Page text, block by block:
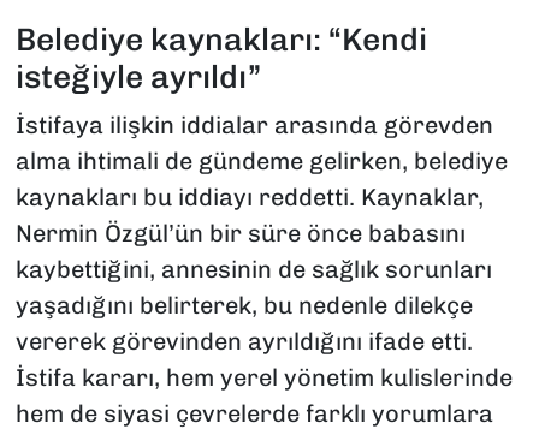
Belediye kaynakları: “Kendi
isteğiyle ayrıldı”
İstifaya ilişkin iddialar arasında görevden
alma ihtimali de gündeme gelirken, belediye
kaynakları bu iddiayı reddetti. Kaynaklar,
Nermin Özgül’ün bir süre önce babasını
kaybettiğini, annesinin de sağlık sorunları
yaşadığını belirterek, bu nedenle dilekçe
vererek görevinden ayrıldığını ifade etti.
İstifa kararı, hem yerel yönetim kulislerinde
hem de siyasi çevrelerde farklı yorumlara